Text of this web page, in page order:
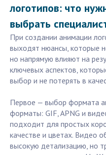
логотипов: что
выбрать
При создании анимации
выходят нюансы, которые
но напрямую влияют на
ключевых аспектов,
выбор и не потерять в
Первое — выбор формата
форматы: GIF, APNG и
подходит для простых
качестве и цветах. Видео
высокую детализацию, но